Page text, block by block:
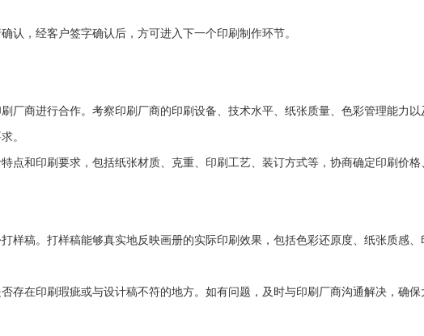
认，经客户签字确认后，方可进入下一个印刷制作环节。
厂商进行合作。考察印刷厂商的印刷设备、技术水平、纸张质量、色彩管理能力以
。
点和印刷要求，包括纸张材质、克重、印刷工艺、装订方式等，协商确定印刷价格
样稿。打样稿能够真实地反映画册的实际印刷效果，包括色彩还原度、纸张质感、
存在印刷瑕疵或与设计稿不符的地方。如有问题，及时与印刷厂商沟通解决，确保